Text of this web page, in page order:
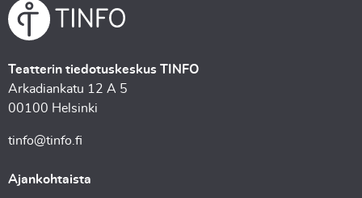
Teatterin tiedotuskeskus TINFO
Arkadiankatu 12 A 5
00100 Helsinki
tinfo@tinfo.fi
Ajankohtaista